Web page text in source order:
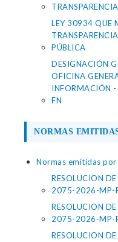
LEY 30934 QUE
PÚBLICA
DESIGNACIÓN
OFICINA
INFORMACIÓN
FN
NORMAS
Normas emitidas por
RESOLUCION
2075-2026-MP-
RESOLUCION
2075-2026-MP-
RESOLUCION